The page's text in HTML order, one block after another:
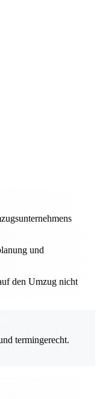
und
den Umzug nicht
termingerecht.